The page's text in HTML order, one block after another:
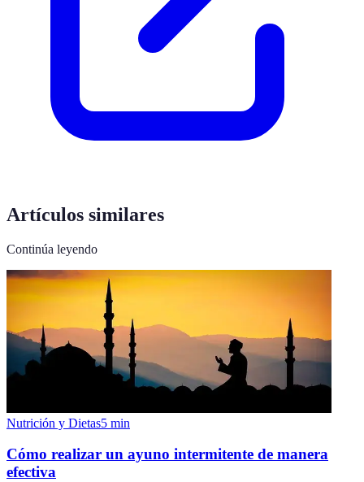
Artículos similares
Continúa leyendo
Nutrición y Dietas5 min
Cómo realizar un ayuno intermitente de manera
efectiva